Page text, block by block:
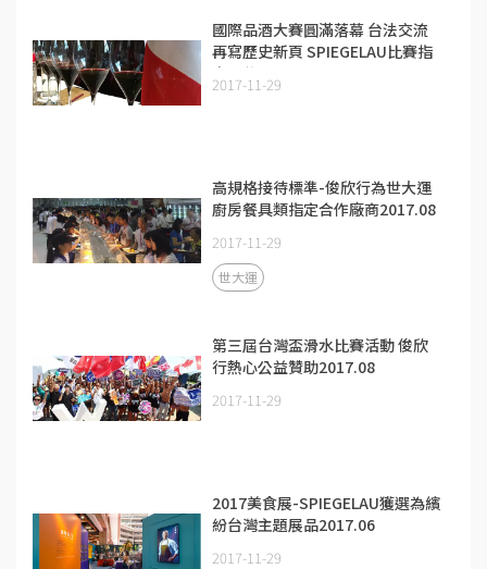
國際品酒大賽圓滿落幕 台法交流
再寫歷史新頁 SPIEGELAU比賽指
定品牌 2017.08
2017-11-29
高規格接待標準-俊欣行為世大運
廚房餐具類指定合作廠商2017.08
2017-11-29
世大運
第三屆台灣盃滑水比賽活動 俊欣
行熱心公益贊助2017.08
2017-11-29
2017美食展-SPIEGELAU獲選為繽
紛台灣主題展品2017.06
2017-11-29